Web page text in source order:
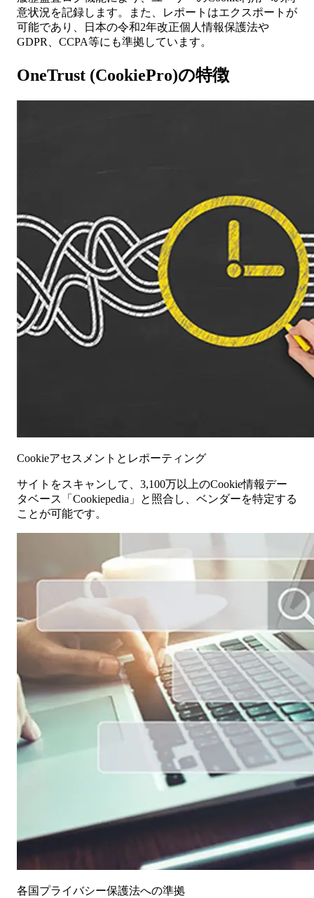
意状況を記録します。また、レポートはエクスポートが
可能であり、日本の令和2年改正個人情報保護法や
GDPR、CCPA等にも準拠しています。
OneTrust (CookiePro)の特徴
Cookieアセスメントとレポーティング
サイトをスキャンして、3,100万以上のCookie情報デー
タベース「Cookiepedia」と照合し、ベンダーを特定する
ことが可能です。
各国プライバシー保護法への準拠